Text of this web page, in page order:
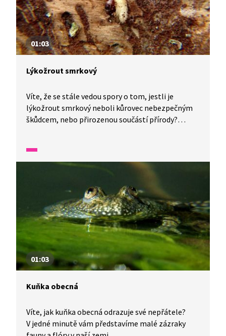
01:03
Lýkožrout smrkový
Víte, že se stále vedou spory o tom, jestli je
lýkožrout smrkový neboli kůrovec nebezpečným
škůdcem, nebo přirozenou součástí přírody?
01:03
Kuňka obecná
Víte, jak kuňka obecná odrazuje své nepřátele?
V jedné minutě vám představíme malé zázraky